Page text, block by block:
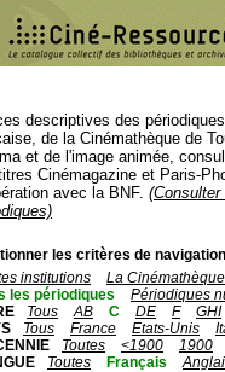
descriptives des
de la Cinémathèque de
et de l'image animée,
Cinémagazine et Paris-
avec la BNF.
les critères de
institutions
La
les périodiques
Périodiques
Tous AB C DE F
GHI
Tous France Etats-Unis
Toutes <1900
1900
Toutes Français